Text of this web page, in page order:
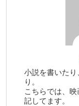
小説を書いた
り。
こちらでは、
記してます。